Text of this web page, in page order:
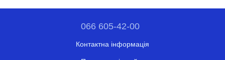
066 605-42-00
Контактна інформація